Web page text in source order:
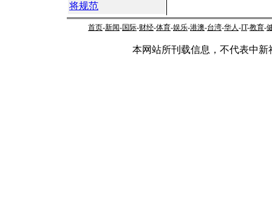
将规范
首页-新闻-国际-财经-体育-娱乐-港澳-台湾-华人-IT-教育-
本网站所刊载信息，不代表中